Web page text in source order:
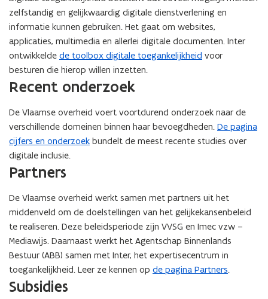
i
n
n
i
e
u
v
e
n
s
t
r
)
zelfstandig en gelijkwaardig digitale dienstverlening en
informatie kunnen gebruiken. Het gaat om websites,
applicaties, multimedia en allerlei digitale documenten. Inter
ontwikkelde de toolbox digitale toegankelijkheid voor
besturen die hierop willen inzetten.
Recent onderzoek
De Vlaamse overheid voert voortdurend onderzoek naar de
verschillende domeinen binnen haar bevoegdheden. De pagina
cijfers en onderzoek bundelt de meest recente studies over
digitale inclusie.
Partners
De Vlaamse overheid werkt samen met partners uit het
middenveld om de doelstellingen van het gelijkekansenbeleid
te realiseren. Deze beleidsperiode zijn VVSG en Imec vzw –
Mediawijs. Daarnaast werkt het Agentschap Binnenlands
Bestuur (ABB) samen met Inter, het expertisecentrum in
toegankelijkheid. Leer ze kennen op de pagina Partners.
Subsidies